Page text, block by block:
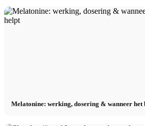
Melatonine: werking, dosering & wanneer het